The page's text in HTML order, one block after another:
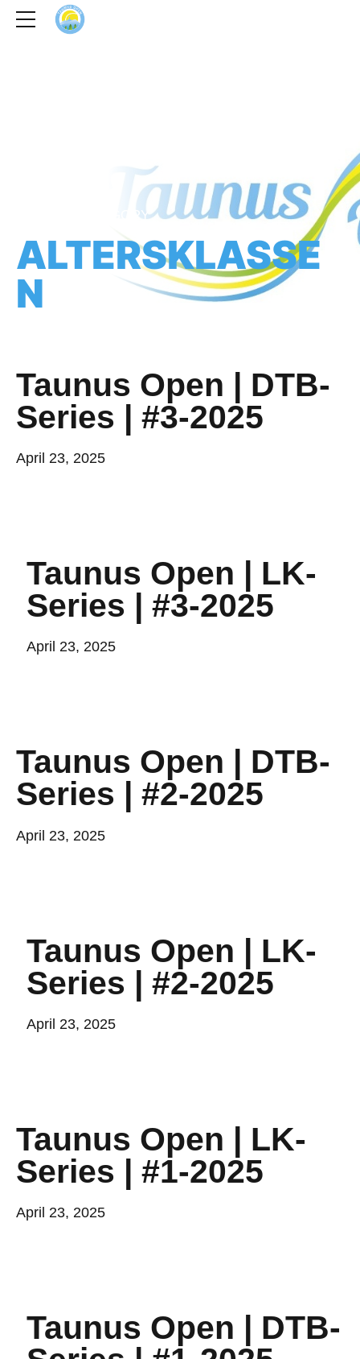
CATEGORY
ALTERSKLASSE
N
Taunus Open | DTB-
Series | #3-2025
April 23, 2025
Taunus Open | LK-
Series | #3-2025
April 23, 2025
Taunus Open | DTB-
Series | #2-2025
April 23, 2025
Taunus Open | LK-
Series | #2-2025
April 23, 2025
Taunus Open | LK-
Series | #1-2025
April 23, 2025
Taunus Open | DTB-